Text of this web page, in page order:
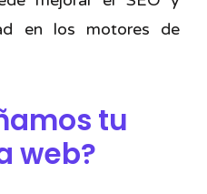
en los motores de
tu
web?